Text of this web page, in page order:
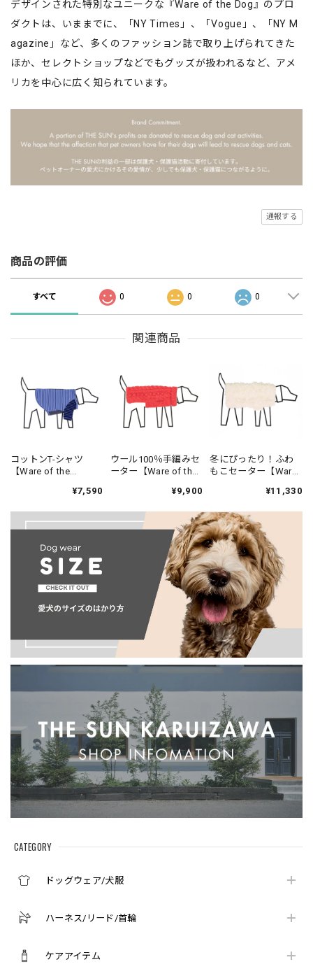
CATEGORY
ドッグウェア/犬服
ハーネス/リード/首輪
ケアアイテム
デザインされた特別なユニークな『Ware of the Dog』のプロ
ダクトは、いままでに、「NY Times」、「Vogue」、「NY M
agazine」など、多くのファッション誌で取り上げられてきた
ほか、セレクトショップなどでもグッズが扱われるなど、アメ
リカを中心に広く知られています。
通報する
商品の評価
すべて 0 0 0
関連商品
コットンT-シャツ
【Ware of the
ッグ）】ブルー クレ
シャツ/Blue Crazy
Striped T-Shirt
¥7,590
ウール100％手編みセ
ーター【Ware of the
ッグ）】ピンクバブ
Bobble Turtleneck -
Pink
¥9,900
冬にぴったり！ふわ
もこセーター【Ware
オブザドッグ）】へ
Sweater
¥11,330